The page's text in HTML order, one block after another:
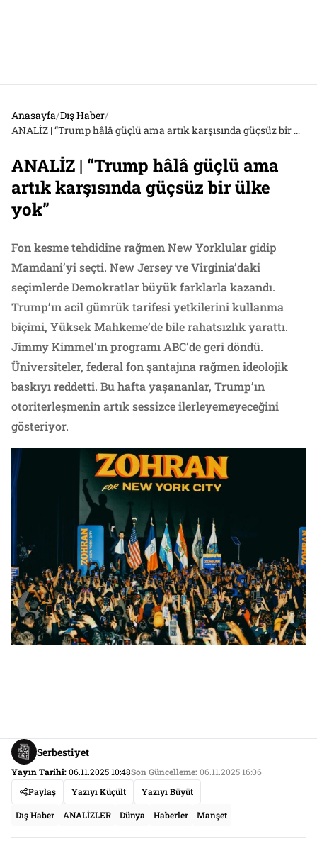
Anasayfa/Dış Haber/
ANALİZ | “Trump hâlâ güçlü ama artık karşısında güçsüz bir ülke yok”
ANALİZ | “Trump hâlâ güçlü ama
artık karşısında güçsüz bir ülke
yok”
Fon kesme tehdidine rağmen New Yorklular gidip
Mamdani’yi seçti. New Jersey ve Virginia’daki
seçimlerde Demokratlar büyük farklarla kazandı.
Trump’ın acil gümrük tarifesi yetkilerini kullanma
biçimi, Yüksek Mahkeme’de bile rahatsızlık yarattı.
Jimmy Kimmel’ın programı ABC’de geri döndü.
Üniversiteler, federal fon şantajına rağmen ideolojik
baskıyı reddetti. Bu hafta yaşananlar, Trump’ın
otoriterleşmenin artık sessizce ilerleyemeyeceğini
gösteriyor.
Serbestiyet
Yayın Tarihi:06.11.2025 10:48Son Güncelleme:06.11.2025 16:06
Paylaş
Yazıyı Küçült Yazıyı Büyüt
Dış Haber ANALİZLER Dünya Haberler Manşet